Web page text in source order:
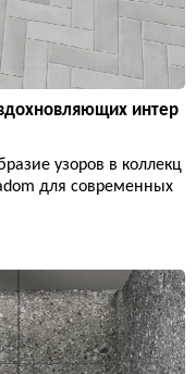
интер
узоров в коллекц
для современных